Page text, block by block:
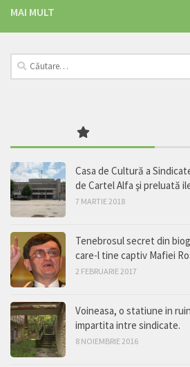
MAI MULT
Caută
după:
Casa de Cultură a
de Cartel Alfa şi preluată
7 MARTIE 2018
Tenebrosul secret din
care-l tine captiv Mafiei
2 FEBRUARIE 2017
Voineasa, o statiune in
impartita intre sindicate.
8 NOIEMBRIE 2016